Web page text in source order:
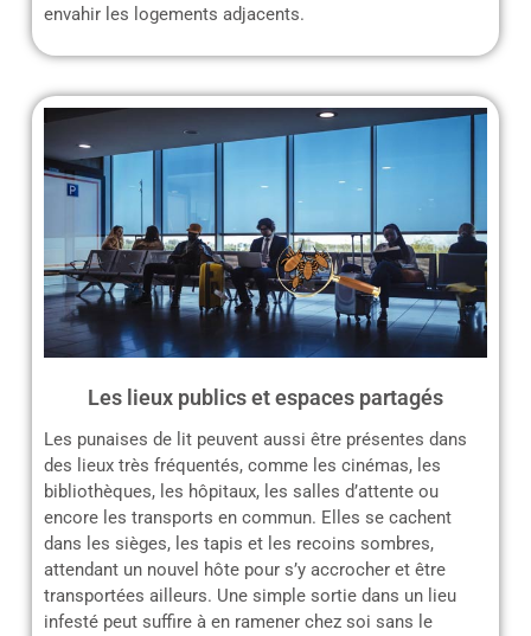
envahir les logements adjacents.
Les lieux publics et espaces partagés
Les punaises de lit peuvent aussi être présentes dans
des lieux très fréquentés, comme les cinémas, les
bibliothèques, les hôpitaux, les salles d’attente ou
encore les transports en commun. Elles se cachent
dans les sièges, les tapis et les recoins sombres,
attendant un nouvel hôte pour s’y accrocher et être
transportées ailleurs. Une simple sortie dans un lieu
infesté peut suffire à en ramener chez soi sans le